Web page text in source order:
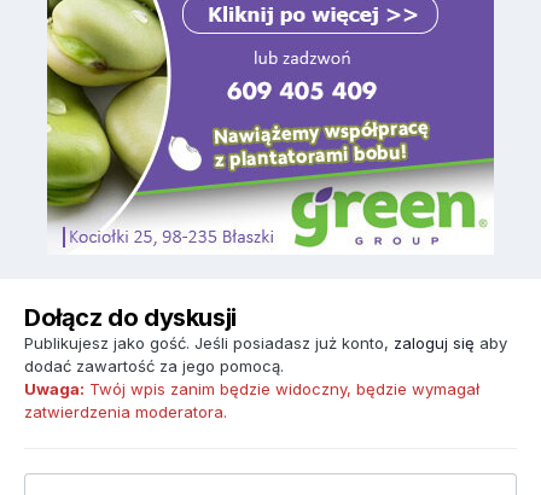
Dołącz do dyskusji
Publikujesz jako gość. Jeśli posiadasz już konto, zaloguj się aby
dodać zawartość za jego pomocą.
Uwaga: Twój wpis zanim będzie widoczny, będzie wymagał
zatwierdzenia moderatora.